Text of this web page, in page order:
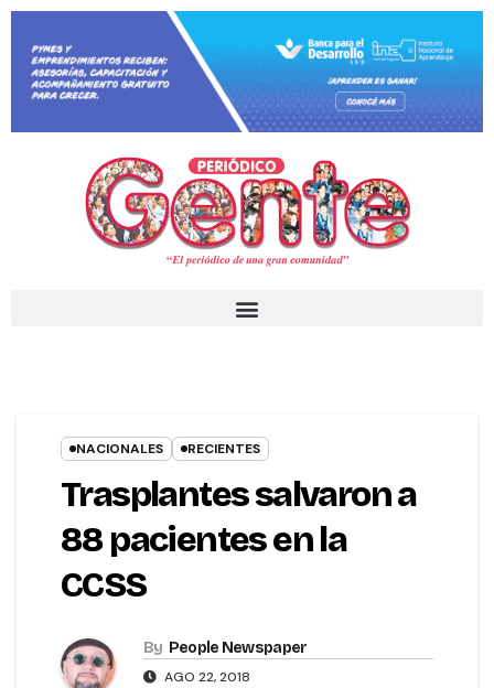
NACIONALES RECIENTES
Trasplantes salvaron a
88 pacientes en la
CCSS
By People Newspaper
AGO 22, 2018